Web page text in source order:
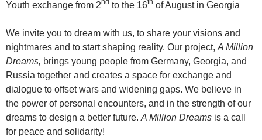
Youth exchange from 2nd to the 16th of August in Georgia
We invite you to dream with us, to share your visions and
nightmares and to start shaping reality. Our project, A Million
Dreams, brings young people from Germany, Georgia, and
Russia together and creates a space for exchange and
dialogue to offset wars and widening gaps. We believe in
the power of personal encounters, and in the strength of our
dreams to design a better future. A Million Dreams is a call
for peace and solidarity!